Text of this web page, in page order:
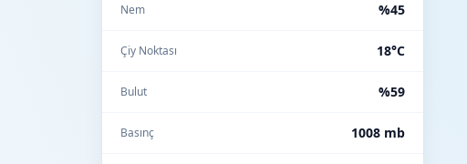
Nem %45
Çiy Noktası 18°C
Bulut %59
Basınç 1008 mb